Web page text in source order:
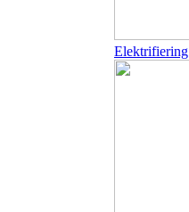
Elektrifiering